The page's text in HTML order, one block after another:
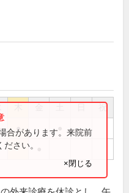
祝
●
合があります。来院前
さい。
×閉じる